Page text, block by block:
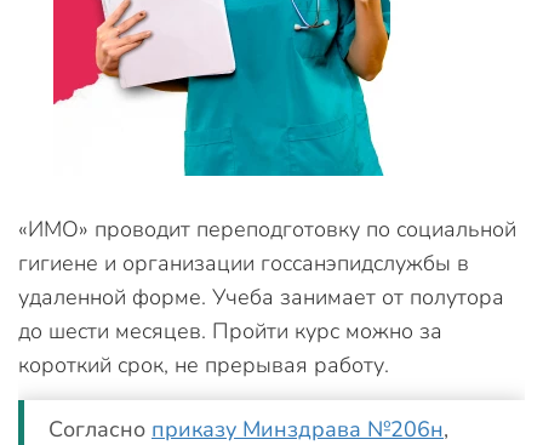
«ИМО» проводит переподготовку по социальной
гигиене и организации госсанэпидслужбы в
удаленной форме. Учеба занимает от полутора
до шести месяцев. Пройти курс можно за
короткий срок, не прерывая работу.
Согласно приказу Минздрава №206н,